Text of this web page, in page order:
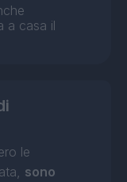
a casa il
le
sono